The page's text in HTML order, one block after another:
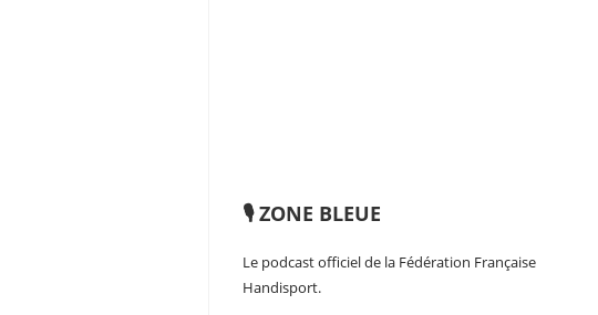
🎙️ ZONE BLEUE
Le podcast officiel de la Fédération Française
Handisport.